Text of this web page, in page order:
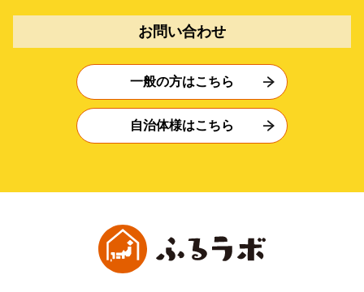
お問い合わせ
一般の方はこちら
自治体様はこちら